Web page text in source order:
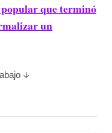
que terminó
un